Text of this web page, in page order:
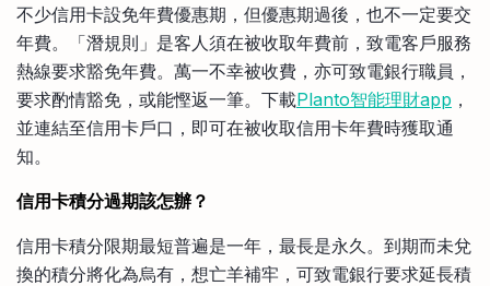
不少信用卡設免年費優惠期，但優惠期過後，也不一定要交
年費。「潛規則」是客人須在被收取年費前，致電客戶服務
熱線要求豁免年費。萬一不幸被收費，亦可致電銀行職員，
要求酌情豁免，或能慳返一筆。下載Planto智能理財app ，
並連結至信用卡戶口，即可在被收取信用卡年費時獲取通
知。
信用卡積分過期該怎辦？
信用卡積分限期最短普遍是一年，最長是永久。到期而未兌
換的積分將化為烏有，想亡羊補牢，可致電銀行要求延長積